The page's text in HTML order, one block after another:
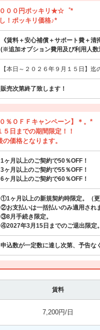
００円ポッキリ★☆゜*
！ポッキリ価格♪*
《賃料＋安心補償＋サポート費＋
(※追加オプション費用及び利用人数
【本日～２０２６年９月１５日】迄
販売次第終了致します！
％ＯＦＦキャンペーン】＊。*
日までの期間限定！！
価格となります。
1ヶ月以上のご契約で50％OFF！
3ヶ月以上のご契約で55％OFF！
6ヶ月以上のご契約で60％OFF！
①1ヶ月以上の新規契約時限定。（更
②お支払いは一括払いのみ適用され
③8月手続き限定。
④2027年3月15日までのご退出限定。
申込数が一定数に達し次第、予告な
賃料
7,200円/日